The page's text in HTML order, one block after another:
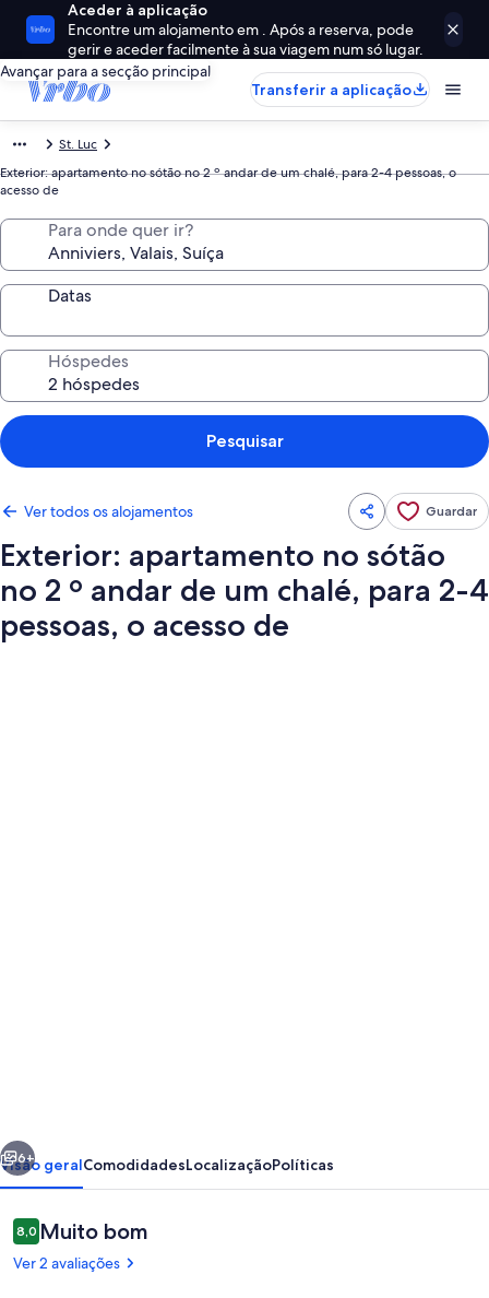
Aceder à aplicação
Encontre um alojamento em . Após a reserva, pode
gerir e aceder facilmente à sua viagem num só lugar.
Avançar para a secção principal
Transferir a aplicação
St. Luc
Exterior: apartamento no sótão no 2 º andar de um chalé, para 2-4 pessoas, o
acesso de
Para onde quer ir?
Datas
Hóspedes
Pesquisar
Ver todos os alojamentos Guardar
Exterior: apartamento no sótão
no 2 º andar de um chalé, para 2-4
pessoas, o acesso de
no
2
andar
Seguinte
6+
Visão geralComodidadesLocalizaçãoPolíticas
Avaliações
8,08,0 em 10
Muito bom
Ver 2 avaliações